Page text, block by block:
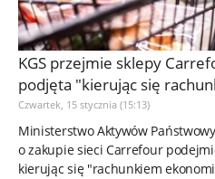
KGS przejmie sklepy
podjęta "kierując się
Czwartek, 15 stycznia (15:13)
Ministerstwo Aktywów
o zakupie sieci Carrefour
kierując się "rachunkiem